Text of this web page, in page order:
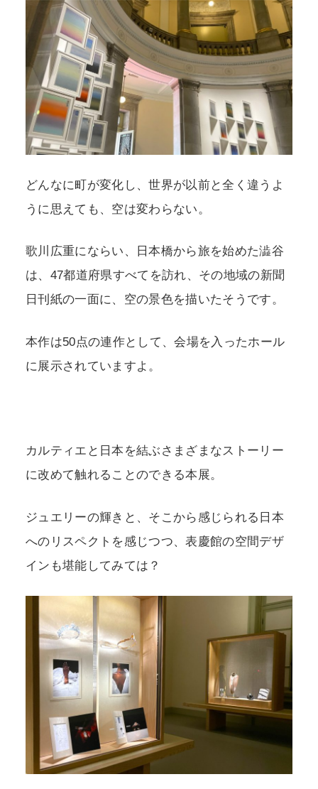
どんなに町が変化し、世界が以前と全く違うよ
うに思えても、空は変わらない。
歌川広重にならい、日本橋から旅を始めた澁谷
は、47都道府県すべてを訪れ、その地域の新聞
日刊紙の一面に、空の景色を描いたそうです。
本作は50点の連作として、会場を入ったホール
に展示されていますよ。
カルティエと日本を結ぶさまざまなストーリー
に改めて触れることのできる本展。
ジュエリーの輝きと、そこから感じられる日本
へのリスペクトを感じつつ、表慶館の空間デザ
インも堪能してみては？